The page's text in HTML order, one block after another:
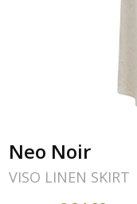
Neo Noir
VISO LINEN SKIRT